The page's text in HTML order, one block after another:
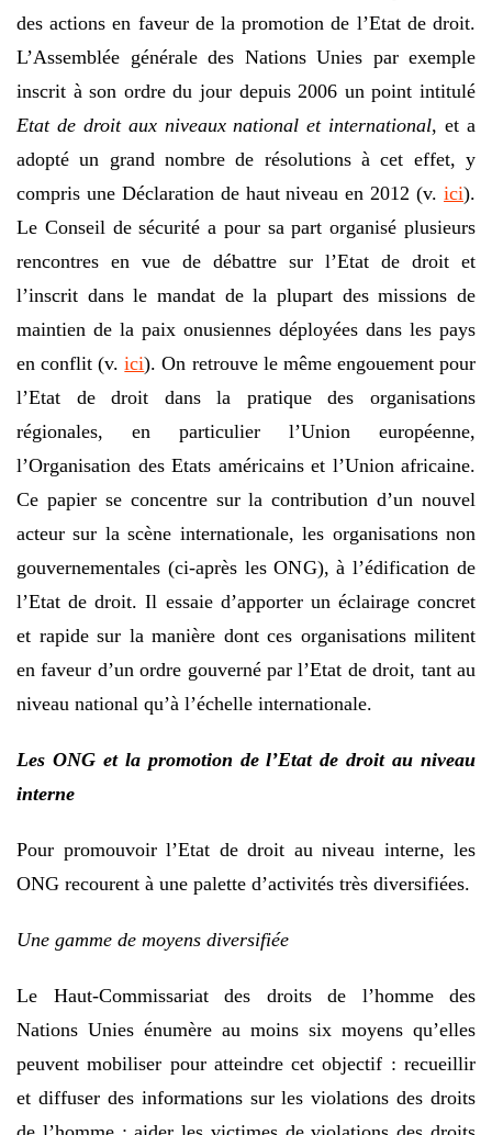
des actions en faveur de la promotion de l’Etat de droit.
L’Assemblée générale des Nations Unies par exemple
inscrit à son ordre du jour depuis 2006 un point intitulé
Etat de droit aux niveaux national et international, et a
adopté un grand nombre de résolutions à cet effet, y
compris une Déclaration de haut niveau en 2012 (v. ici).
Le Conseil de sécurité a pour sa part organisé plusieurs
rencontres en vue de débattre sur l’Etat de droit et
l’inscrit dans le mandat de la plupart des missions de
maintien de la paix onusiennes déployées dans les pays
en conflit (v.ici). On retrouve le même engouement pour
l’Etat de droit dans la pratique des organisations
régionales, en particulier l’Union européenne,
l’Organisation des Etats américains et l’Union africaine.
Ce papier se concentre sur la contribution d’un nouvel
acteur sur la scène internationale, les organisations non
gouvernementales (ci-après les ONG), à l’édification de
l’Etat de droit. Il essaie d’apporter un éclairage concret
et rapide sur la manière dont ces organisations militent
en faveur d’un ordre gouverné par l’Etat de droit, tant au
niveau national qu’à l’échelle internationale.
Les ONG et la promotion de l’Etat de droit au niveau
interne
Pour promouvoir l’Etat de droit au niveau interne, les
ONG recourent à une palette d’activités très diversifiées.
Une gamme de moyens diversifiée
Le Haut-Commissariat des droits de l’homme des
Nations Unies énumère au moins six moyens qu’elles
peuvent mobiliser pour atteindre cet objectif : recueillir
et diffuser des informations sur les violations des droits